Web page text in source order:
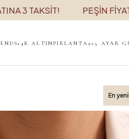
PEŞİN FİYATINA 3
14K ALTINPIRLANTA 925 AYAR
En